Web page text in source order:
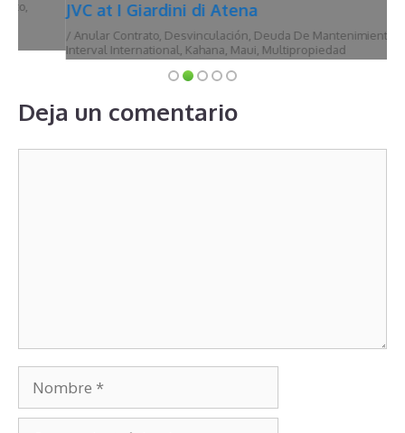
JVC at I Giardini di Atena
Anular Contrato ,Desvinculación,Deuda De Mantenimiento,Hawái,
Interval International,Kahana, Maui,Multipropiedad
Nombre